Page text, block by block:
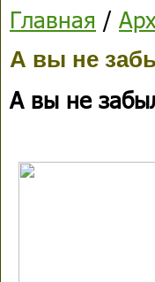
Главная /
А вы не
А вы не